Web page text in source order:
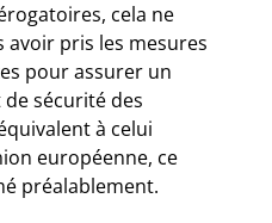
cela ne
avoir pris les mesures
pour assurer un
sécurité des
à celui
européenne, ce
préalablement.